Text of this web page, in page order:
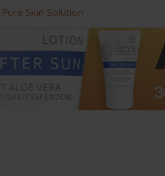
Pure Skin Solution